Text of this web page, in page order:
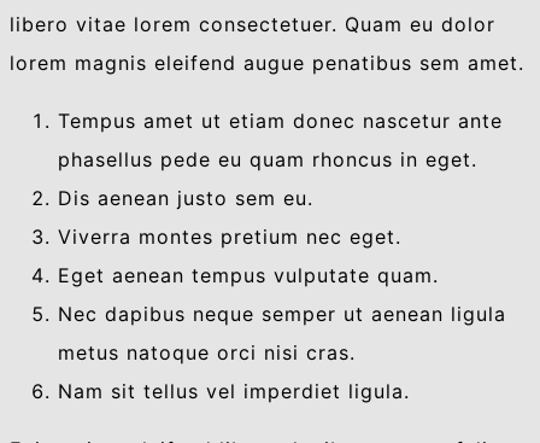
libero vitae lorem consectetuer. Quam eu dolor
lorem magnis eleifend augue penatibus sem amet.
Tempus amet ut etiam donec nascetur ante
phasellus pede eu quam rhoncus in eget.
Dis aenean justo sem eu.
Viverra montes pretium nec eget.
Eget aenean tempus vulputate quam.
Nec dapibus neque semper ut aenean ligula
metus natoque orci nisi cras.
Nam sit tellus vel imperdiet ligula.